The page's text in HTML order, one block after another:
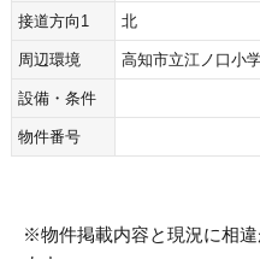
接道方向1 北
周辺環境 高知市立江ノ口小
設備・条件
物件番号
※物件掲載内容と現況に相